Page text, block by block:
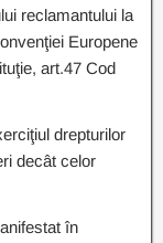
reclamantului la
Europene
art.47 Cod
drepturilor
decât celor
în